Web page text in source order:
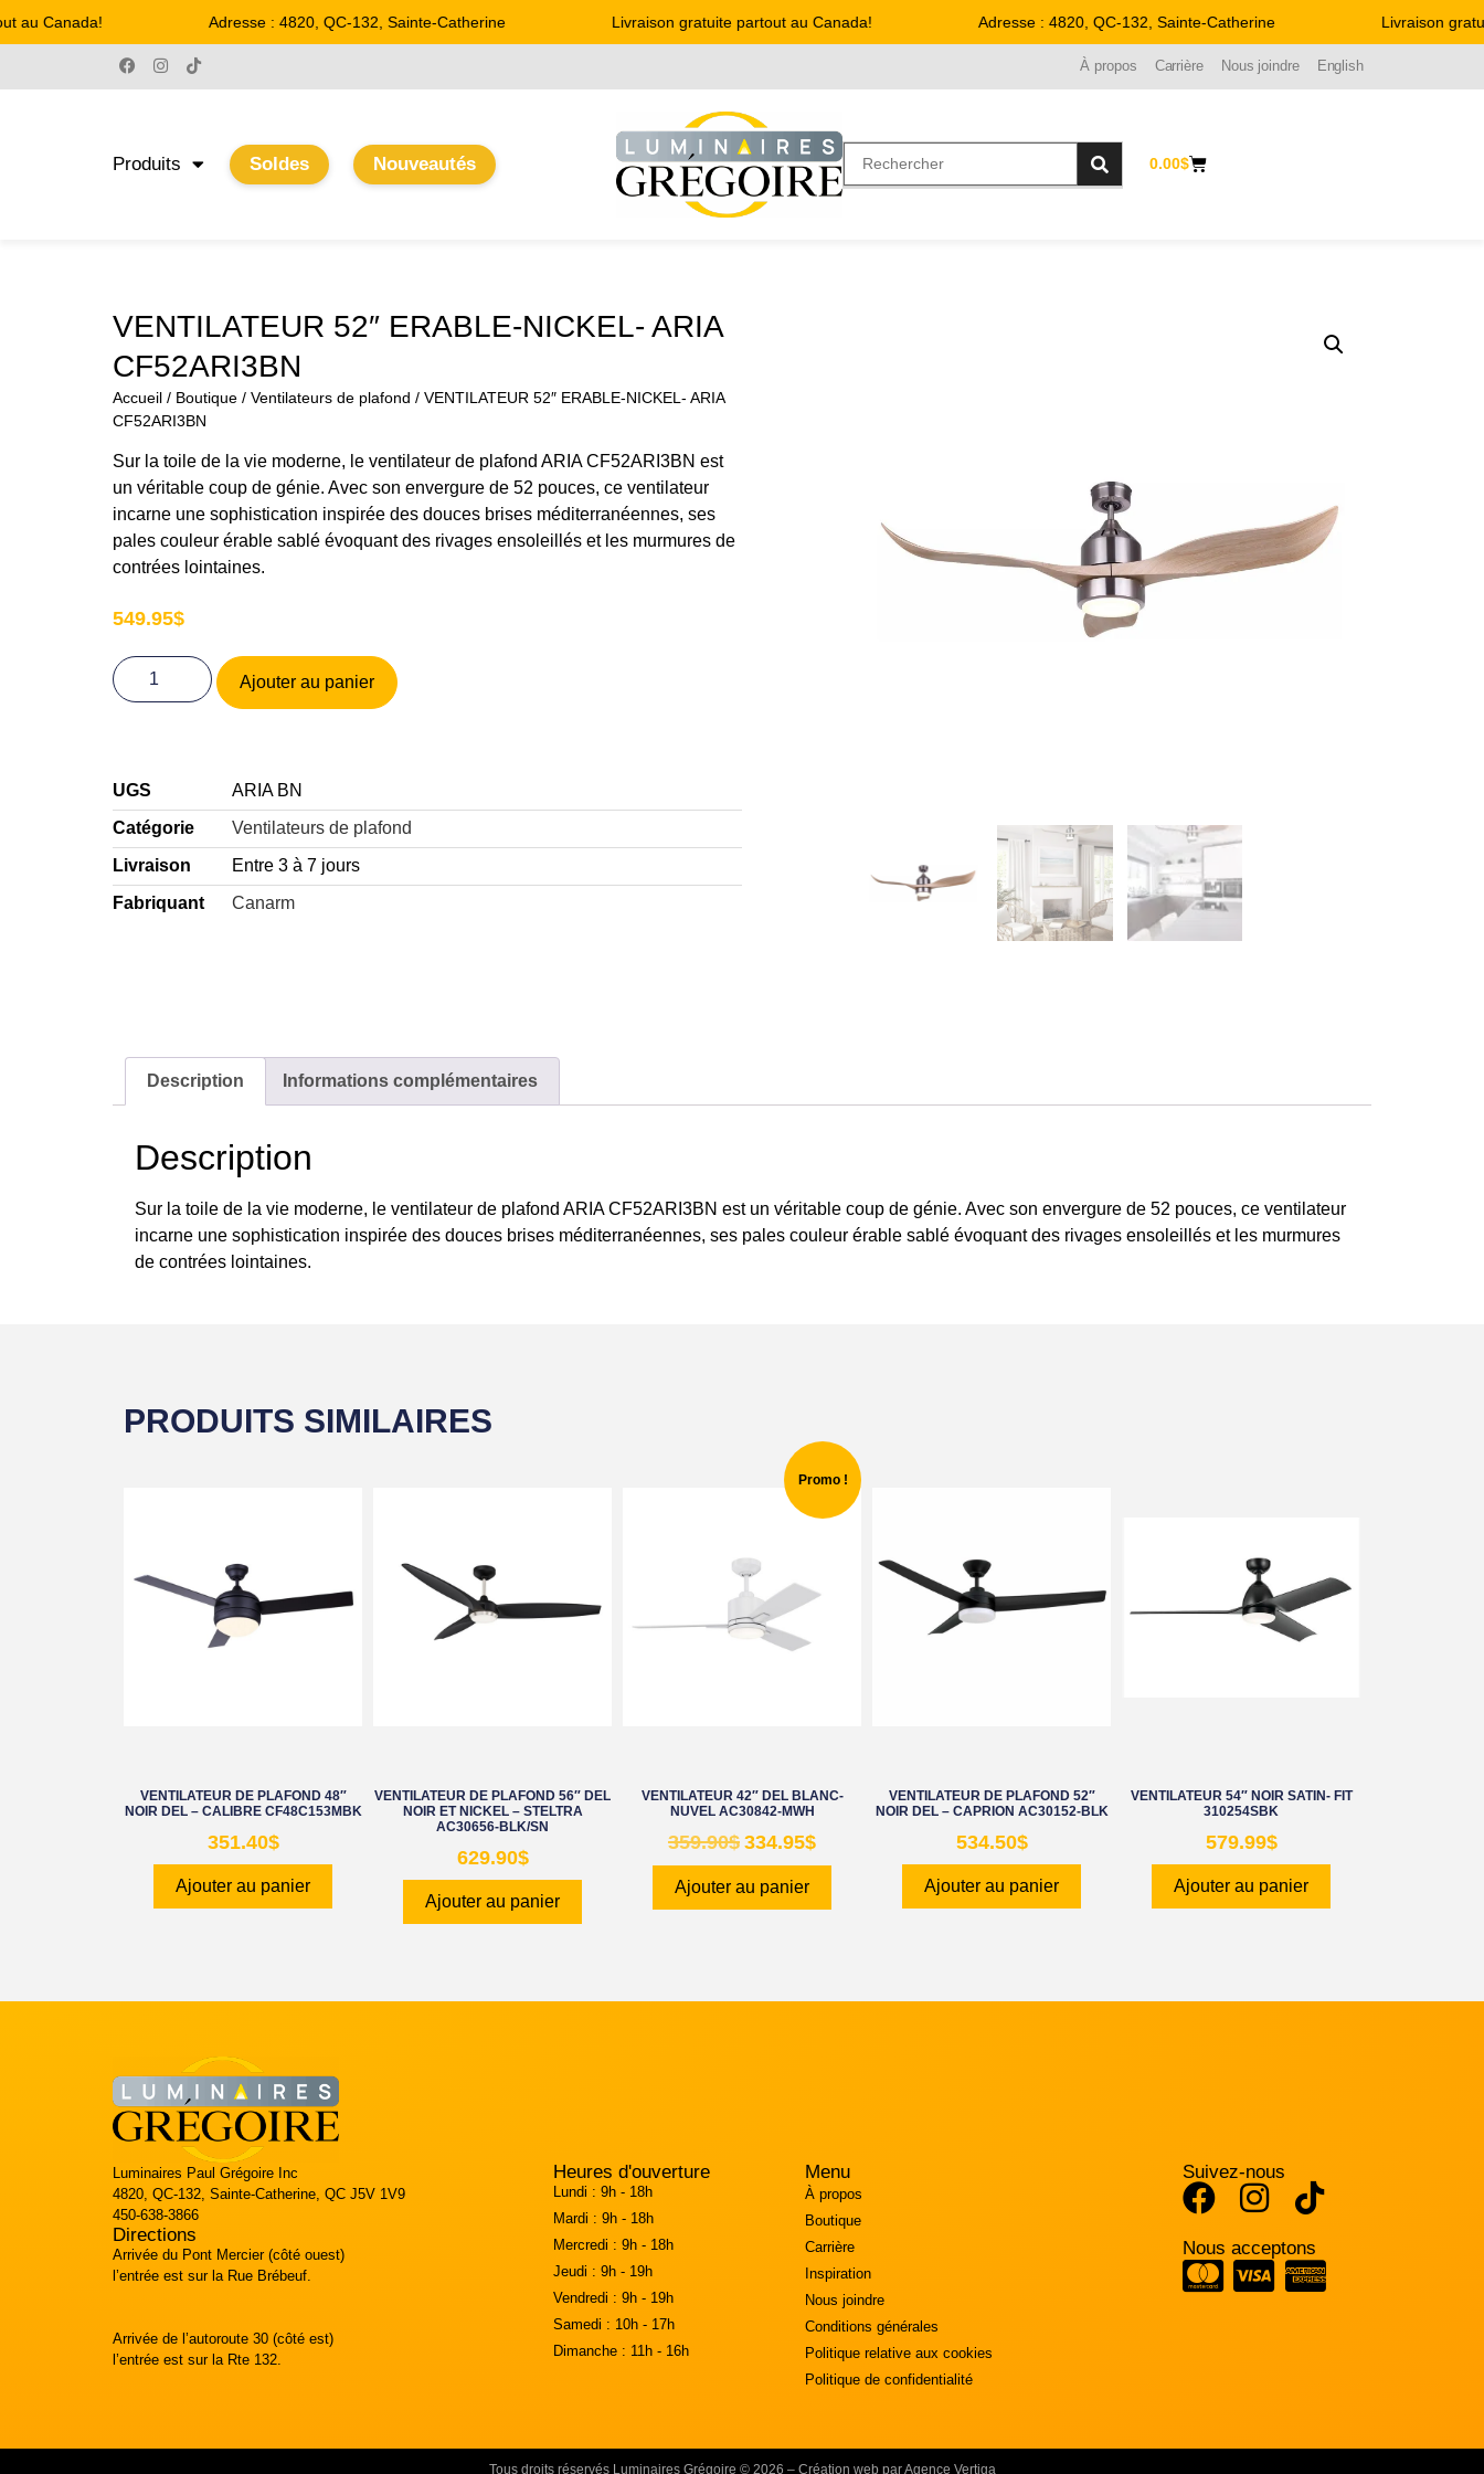
Canada! Adresse : 4820, QC-132, Sainte-Catherine Livraison gratuite partout au Canada! Adresse : 4820, QC-132, Sainte-Catherine Livraison
À propos Carrière Nous joindre English
Produits Soldes Nouveautés 0.00$
VENTILATEUR 52″ ERABLE-NICKEL- ARIA
CF52ARI3BN
Accueil / Boutique / Ventilateurs de plafond / VENTILATEUR 52″ ERABLE-NICKEL- ARIA
CF52ARI3BN
Sur la toile de la vie moderne, le ventilateur de plafond ARIA CF52ARI3BN est
un véritable coup de génie. Avec son envergure de 52 pouces, ce ventilateur
incarne une sophistication inspirée des douces brises méditerranéennes, ses
pales couleur érable sablé évoquant des rivages ensoleillés et les murmures de
contrées lointaines.
549.95$
Ajouter au panier
UGS
ARIA BN
Catégorie
Ventilateurs de plafond
Livraison
Entre 3 à 7 jours
Fabriquant
Canarm
Description Informations complémentaires
Description
Sur la toile de la vie moderne, le ventilateur de plafond ARIA CF52ARI3BN est un véritable coup de génie. Avec son envergure de 52 pouces, ce ventilateur
incarne une sophistication inspirée des douces brises méditerranéennes, ses pales couleur érable sablé évoquant des rivages ensoleillés et les murmures
de contrées lointaines.
PRODUITS SIMILAIRES
VENTILATEUR DE PLAFOND 48″
NOIR DEL – CALIBRE CF48C153MBK
351.40$
Ajouter au panier
VENTILATEUR DE PLAFOND 56″ DEL
NOIR ET NICKEL – STELTRA
AC30656-BLK/SN
629.90$
Ajouter au panier
Promo !
VENTILATEUR 42″ DEL BLANC-
NUVEL AC30842-MWH
359.90$ 334.95$
Ajouter au panier
VENTILATEUR DE PLAFOND 52″
NOIR DEL – CAPRION AC30152-BLK
534.50$
Ajouter au panier
VENTILATEUR 54″ NOIR SATIN- FIT
310254SBK
579.99$
Ajouter au panier
Luminaires Paul Grégoire Inc
4820, QC-132, Sainte-Catherine, QC J5V 1V9
450-638-3866
Directions
Arrivée du Pont Mercier (côté ouest)
l’entrée est sur la Rue Brébeuf.
Arrivée de l’autoroute 30 (côté est)
l’entrée est sur la Rte 132.
Heures d'ouverture
Lundi : 9h - 18h
Mardi : 9h - 18h
Mercredi : 9h - 18h
Jeudi : 9h - 19h
Vendredi : 9h - 19h
Samedi : 10h - 17h
Dimanche : 11h - 16h
Menu
À propos
Boutique
Carrière
Inspiration
Nous joindre
Conditions générales
Politique relative aux cookies
Politique de confidentialité
Suivez-nous
Nous acceptons
Tous droits réservés Luminaires Grégoire © 2026 – Création web par Agence Vertiga